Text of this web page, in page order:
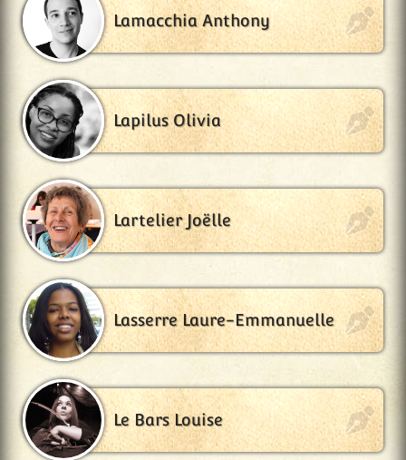
Lamacchia Anthony
Lapilus Olivia
Lartelier Joëlle
Lasserre Laure-Emmanuelle
Le Bars Louise